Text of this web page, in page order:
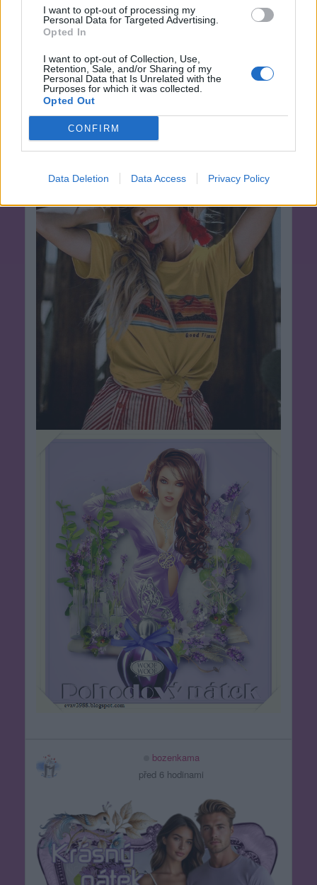
I want to opt-out of processing my
Personal Data for Targeted Advertising.
Opted In
I want to opt-out of Collection, Use,
Retention, Sale, and/or Sharing of my
Personal Data that Is Unrelated with the
Purposes for which it was collected.
Opted Out
CONFIRM
Data Deletion Data Access Privacy Policy
bozenkama
před 6 hodinami